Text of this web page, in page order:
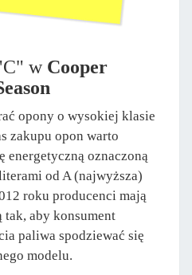
w Cooper
opony o wysokiej klasie
zakupu opon warto
energetyczną oznaczoną
od A (najwyższa)
roku producenci mają
tak, aby konsument
paliwa spodziewać się
modelu.